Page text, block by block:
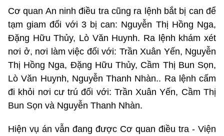
Cơ quan An ninh điều tra cũng ra lệnh bắt bị can để
tạm giam đối với 3 bị can: Nguyễn Thị Hồng Nga,
Đặng Hữu Thủy, Lò Văn Huynh. Ra lệnh khám xét
nơi ở, nơi làm việc đối với: Trần Xuân Yến, Nguyễn
Thị Hồng Nga, Đặng Hữu Thủy, Cầm Thị Bun Sọn,
Lò Văn Huynh, Nguyễn Thanh Nhàn.. Ra lệnh cấm
đi khỏi nơi cư trú đối với: Trần Xuân Yến, Cầm Thị
Bun Sọn và Nguyễn Thanh Nhàn.
Hiện vụ án vẫn đang được Cơ quan điều tra - Viện